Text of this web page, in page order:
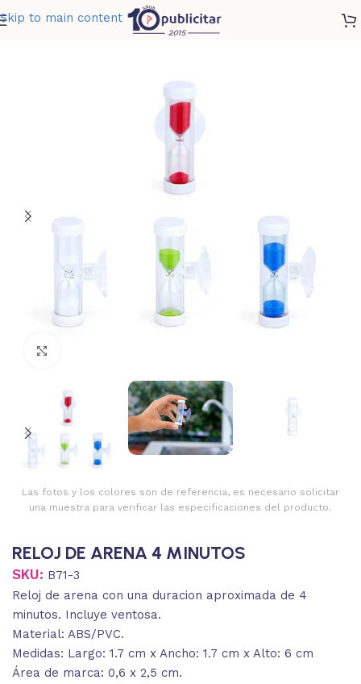
Skip to main content
RELOJ DE ARENA 4 MINUTOS
Las fotos y los colores son de referencia, es necesario solicitar
una muestra para verificar las especificaciones del producto.
RELOJ DE ARENA 4 MINUTOS
SKU: B71-3
Reloj de arena con una duracion aproximada de 4
minutos. Incluye ventosa.
Material: ABS/PVC.
Medidas: Largo: 1.7 cm x Ancho: 1.7 cm x Alto: 6 cm
Área de marca: 0,6 x 2,5 cm.